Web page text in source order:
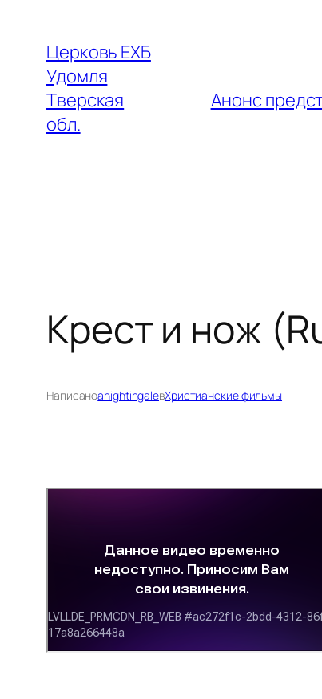
содержимому
Церковь ЕХБ
Удомля
Тверская
обл.
Анонс
Крест и нож
НаписаноanightingaleвХристианские фильмы